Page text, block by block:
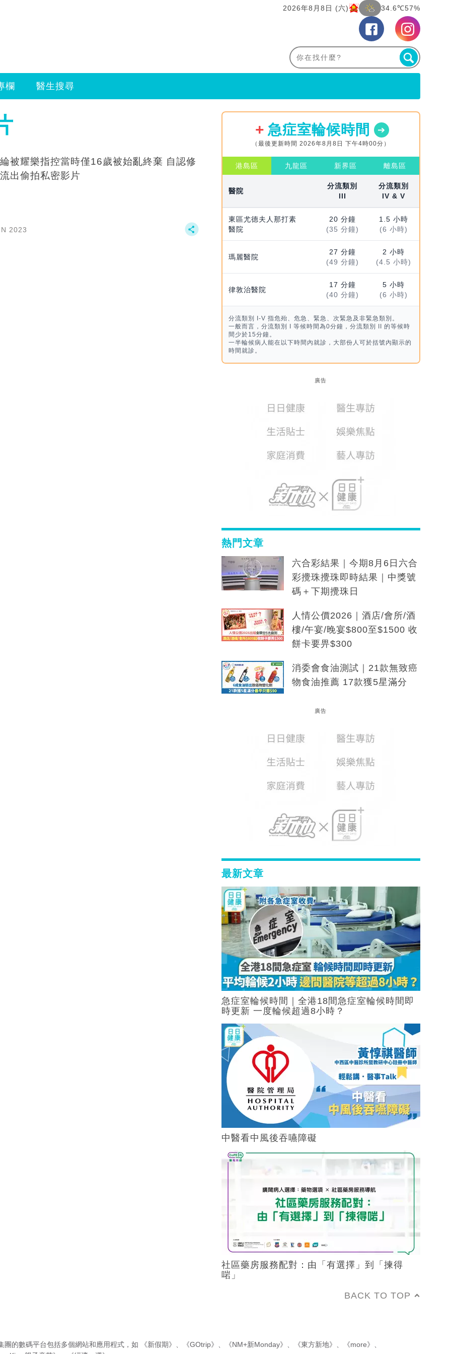
2026年8月8日 (六) 34.6℃57%
欄 醫生搜尋
被耀樂指控當時僅16歲被始亂終棄 自認修
出偷拍私密影片
2023
急症室輪候時間
（最後更新時間 2026年8月8日 下午4時00分）
港島區 九龍區 新界區 離島區
醫院
分流類別
III
分流類別
IV & V
東區尤德夫人那打素
醫院
20 分鐘
(35 分鐘)
1.5 小時
(6 小時)
瑪麗醫院
27 分鐘
(49 分鐘)
2 小時
(4.5 小時)
律敦治醫院
17 分鐘
(40 分鐘)
5 小時
(6 小時)
分流類別 I-V 指危殆、危急、緊急、次緊急及非緊急類別。
一般而言，分流類別 I 等候時間為0分鐘，分流類別 II 的等候時
間少於15分鐘。
一半輪候病人能在以下時間內就診，大部份人可於括號內顯示的
時間就診。
廣告
熱門文章
六合彩結果｜今期8月6日六合
彩攪珠攪珠即時結果｜中獎號
碼＋下期攪珠日
人情公價2026｜酒店/會所/酒
樓/午宴/晚宴$800至$1500 收
餅卡要畀$300
消委會食油測試｜21款無致癌
物食油推薦 17款獲5星滿分
廣告
最新文章
急症室輪候時間｜全港18間急症室輪候時間即
時更新 一度輪候超過8小時？
中醫看中風後吞嚥障礙
社區藥房服務配對：由「有選擇」到「揀得
啱」
BACK TO TOP
團的數碼平台包括多個網站和應用程式，如 《新假期》 、 《GOtrip》 、 《NM+新Monday》 、 《東方新地》 、 《more》 、